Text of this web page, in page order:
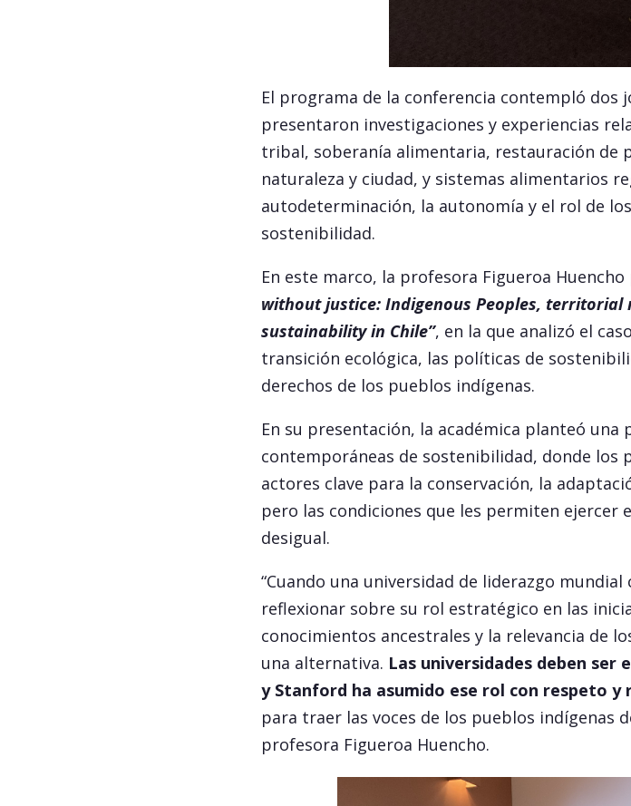
El programa de la conferencia contempló dos
presentaron investigaciones y experiencias
tribal, soberanía alimentaria, restauración de
naturaleza y ciudad, y sistemas alimentarios
autodeterminación, la autonomía y el rol de
sostenibilidad.
En este marco, la profesora Figueroa
without justice: Indigenous Peoples,
sustainability in Chile”, en la que analizó el
transición ecológica, las políticas de
derechos de los pueblos indígenas.
En su presentación, la académica planteó
contemporáneas de sostenibilidad, donde los
actores clave para la conservación, la
pero las condiciones que les permiten
desigual.
“Cuando una universidad de liderazgo
reflexionar sobre su rol estratégico en las
conocimientos ancestrales y la relevancia de
una alternativa. Las universidades deben ser
y Stanford ha asumido ese rol con respeto y
para traer las voces de los pueblos indígenas
profesora Figueroa Huencho.